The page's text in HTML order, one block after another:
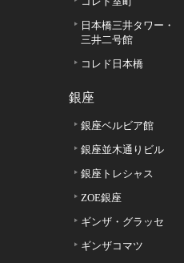
日本橋三井タワー・
三井二号館
コレド日本橋
銀座
銀座ベルビア館
銀座並木通りビル
銀座トレシャス
ZOE銀座
ギンザ・グラッセ
ギンザコマツ